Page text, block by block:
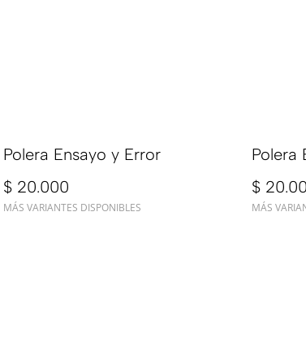
Polera Ensayo y Error
$ 20.000
MÁS VARIANTES DISPONIBLES
Polera
$
MÁS